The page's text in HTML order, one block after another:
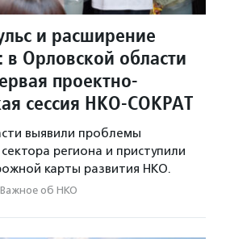
и расширение
в Орловской области
проектно-
сессия НКО-СОКРАТ
выявили проблемы
региона и приступили
карты развития НКО.
Важное об НКО